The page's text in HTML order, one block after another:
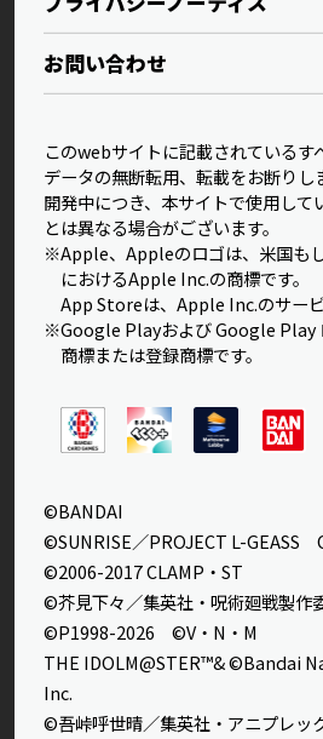
お問い合わせ
このwebサイトに記載されているす
データの無断転用、転載をお断りし
開発中につき、本サイトで使用して
とは異なる場合がございます。
※Apple、Appleのロゴは、米国も
におけるApple Inc.の商標です。
App Storeは、Apple Inc.のサービ
※Google Playおよび Google Play
商標または登録商標です。
©BANDAI
©SUNRISE／PROJECT L-GEASS
©2006-2017 CLAMP・ST
©芥見下々／集英社・呪術廻戦製作
©P1998-2026 ©V・N・M
THE IDOLM@STER™& ©Bandai
Inc.
©吾峠呼世晴／集英社・アニプレ